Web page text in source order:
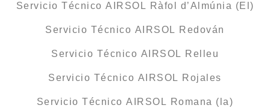
Servicio Técnico AIRSOL Ràfol d’Almúnia (El)
Servicio Técnico AIRSOL Redován
Servicio Técnico AIRSOL Relleu
Servicio Técnico AIRSOL Rojales
Servicio Técnico AIRSOL Romana (la)